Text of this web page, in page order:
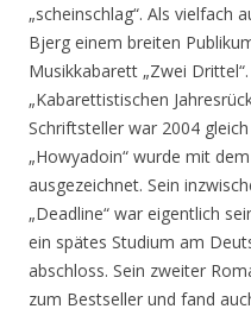
„scheinschlag“. Als vielfach
Bjerg einem breiten
Musikkabarett „Zwei
„Kabarettistischen
Schriftsteller war 2004
„Howyadoin“ wurde mit
ausgezeichnet. Sein
„Deadline“ war eigentlich
ein spätes Studium am
abschloss. Sein zweiter
zum Bestseller und fand